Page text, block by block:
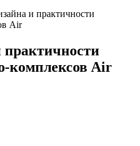
и практичности
Air
комплексов Air